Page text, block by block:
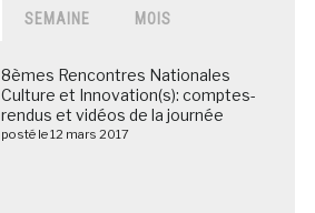
SEMAINE MOIS
8èmes Rencontres Nationales
Culture et Innovation(s): comptes-
rendus et vidéos de la journée
posté le 12 mars 2017